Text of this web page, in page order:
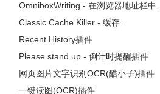
OmniboxWriting - 在浏览器地址栏中...
Classic Cache Killer - 缓存...
Recent History插件
Please stand up - 倒计时提醒插件
网页图片文字识别OCR(酷小子)插件
一键读图(OCR)插件